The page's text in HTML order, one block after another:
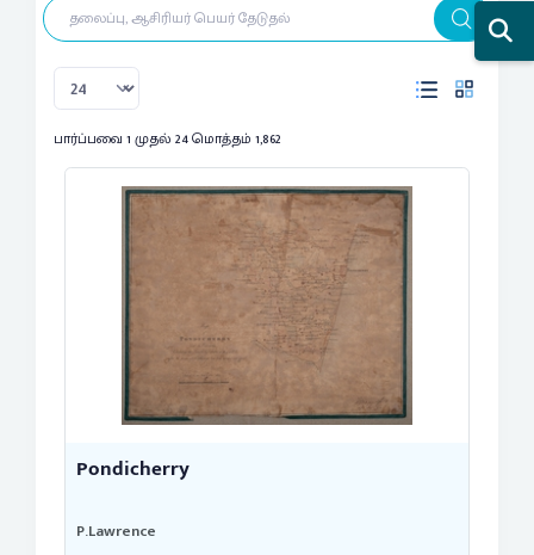
பார்ப்பவை 1 முதல் 24 மொத்தம் 1,862
Pondicherry
P.Lawrence